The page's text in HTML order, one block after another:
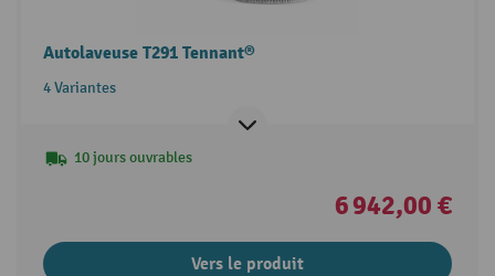
Autolaveuse T291 Tennant®
4 Variantes
10 jours ouvrables
6 942,00 €
Vers le produit